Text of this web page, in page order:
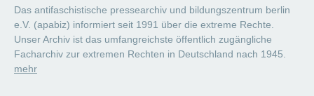
Das antifaschistische pressearchiv und bildungszentrum berlin
e.V. (apabiz) informiert seit 1991 über die extreme Rechte.
Unser Archiv ist das umfangreichste öffentlich zugängliche
Facharchiv zur extremen Rechten in Deutschland nach 1945.
mehr